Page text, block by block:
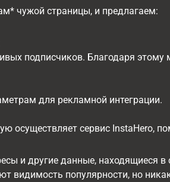
чужой страницы, и предлагаем:
подписчиков. Благодаря этому
для рекламной интеграции.
осуществляет сервис InstaHero,
и другие данные, находящиеся в
видимость популярности, но